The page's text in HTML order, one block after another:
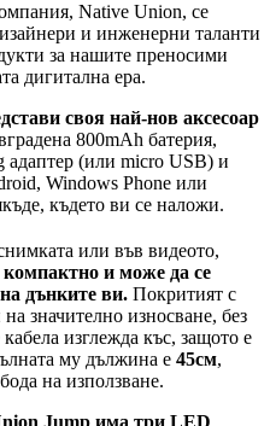
Native Union, се
и инженерни таланти
за нашите преносими
дигитална ера.
своя най-нов аксесоар
800mAh батерия,
адаптер (или micro USB) и
Windows Phone или
където ви се наложи.
или във видеото,
компактно и може да се
дънките ви. Покритият с
значително износване, без
изглежда къс, защото е
му дължина е 45см,
на използване.